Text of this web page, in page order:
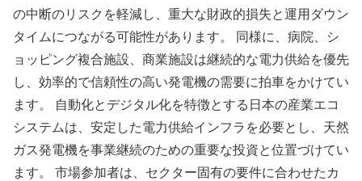
の中断のリスクを軽減し、重大な財政的損失と運用ダウン
タイムにつながる可能性があります。 同様に、病院、シ
ョッピング複合施設、商業施設は継続的な電力供給を優先
し、効率的で信頼性の高い発電機の需要に拍車をかけてい
ます。 自動化とデジタル化を特徴とする日本の産業エコ
システムは、安定した電力供給インフラを必要とし、天然
ガス発電機を事業継続のための重要な投資と位置づけてい
ます。 市場参加者は、セクター固有の要件に合わせたカ